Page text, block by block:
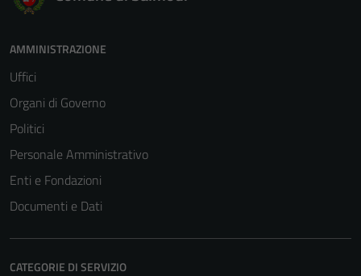
AMMINISTRAZIONE
Uffici
Organi di Governo
Politici
Personale Amministrativo
Enti e Fondazioni
Documenti e Dati
CATEGORIE DI SERVIZIO